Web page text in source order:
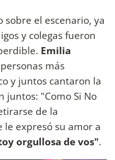
sobre el escenario, ya
y colegas fueron
Emilia
más
y juntos cantaron la
juntos: "Como Si No
de la
expresó su amor a
orgullosa de vos".